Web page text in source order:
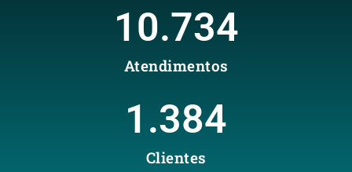
Atendimentos
10.734
Clientes
1.384